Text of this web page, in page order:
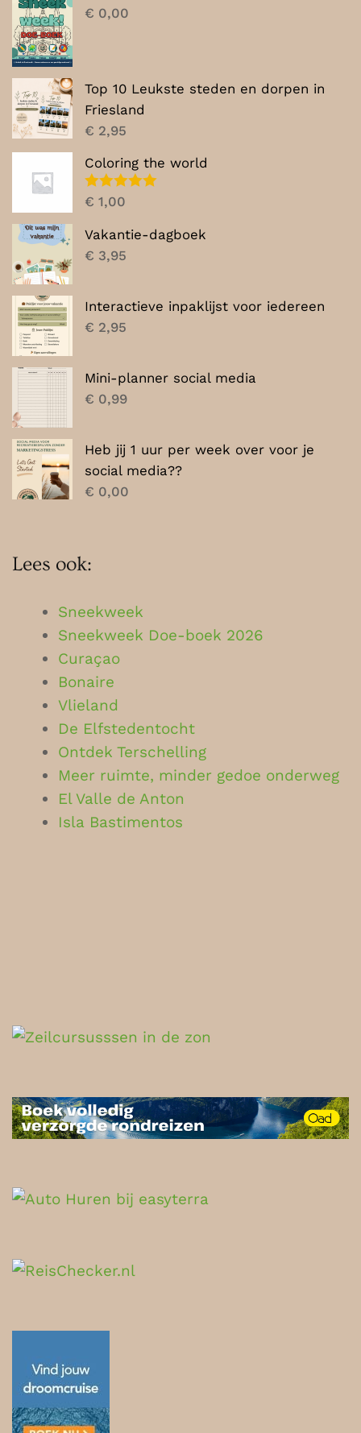
€ 0,00
Top 10 Leukste steden en dorpen in
Friesland
€ 2,95
Coloring the world
Gewaardeerd
5.00
€ 1,00
Vakantie-dagboek
€ 3,95
Interactieve inpaklijst voor iedereen
€ 2,95
Mini-planner social media
€ 0,99
Heb jij 1 uur per week over voor je
social media??
€ 0,00
Lees ook:
Sneekweek
Sneekweek Doe-boek 2026
Curaçao
Bonaire
Vlieland
De Elfstedentocht
Ontdek Terschelling
Meer ruimte, minder gedoe onderweg
El Valle de Anton
Isla Bastimentos